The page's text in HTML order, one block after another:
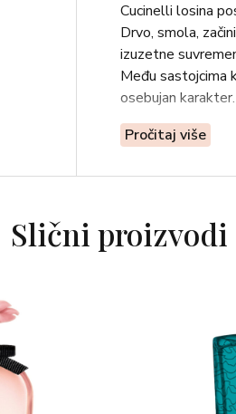
Cucinelli losina
Drvo, smola,
izuzetne
Među sastojcima
osebujan karakter.
Pročitaj više
Slični proizvodi